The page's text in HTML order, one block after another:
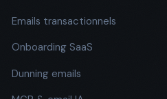
Emails transactionnels
Onboarding SaaS
Dunning emails